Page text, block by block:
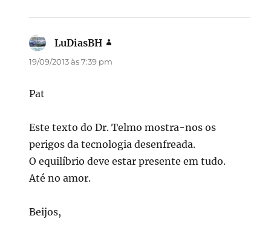
LuDiasBH
19/09/2013 às 7:39 pm
Pat
Este texto do Dr. Telmo mostra-nos os
perigos da tecnologia desenfreada.
O equilíbrio deve estar presente em tudo.
Até no amor.
Beijos,